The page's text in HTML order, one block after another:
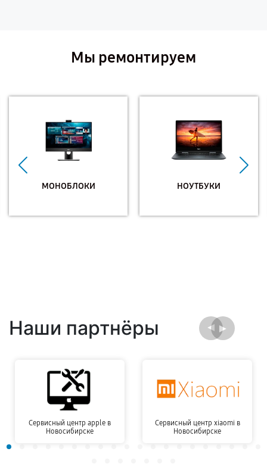
Мы ремонтируем
МОНОБЛОКИ НОУТБУКИ
Наши партнёры
Сервисный центр apple в
Новосибирске
Сервисный центр xiaomi в
Новосибирске